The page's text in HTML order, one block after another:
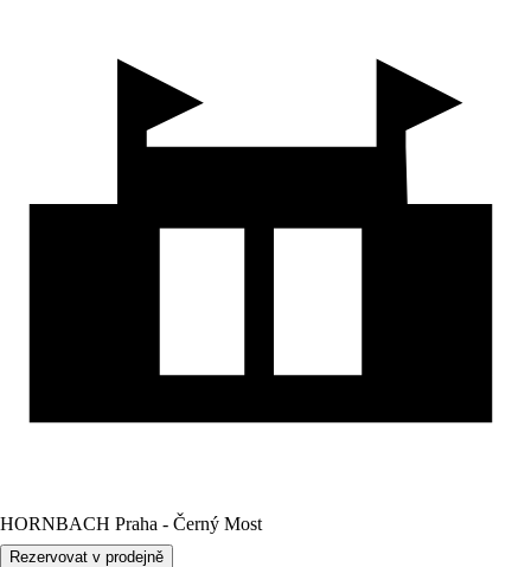
HORNBACH Praha - Černý Most
Rezervovat v prodejně